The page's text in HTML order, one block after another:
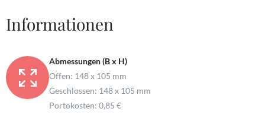
Informationen
Abmessungen (B x H)
Offen: 148 x 105 mm
Geschlossen: 148 x 105 mm
Portokosten: 0,85 €